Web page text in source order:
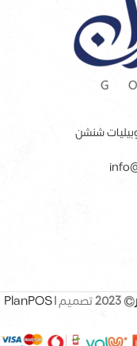
شنشن
© 2023 تصميم |PlanPOS